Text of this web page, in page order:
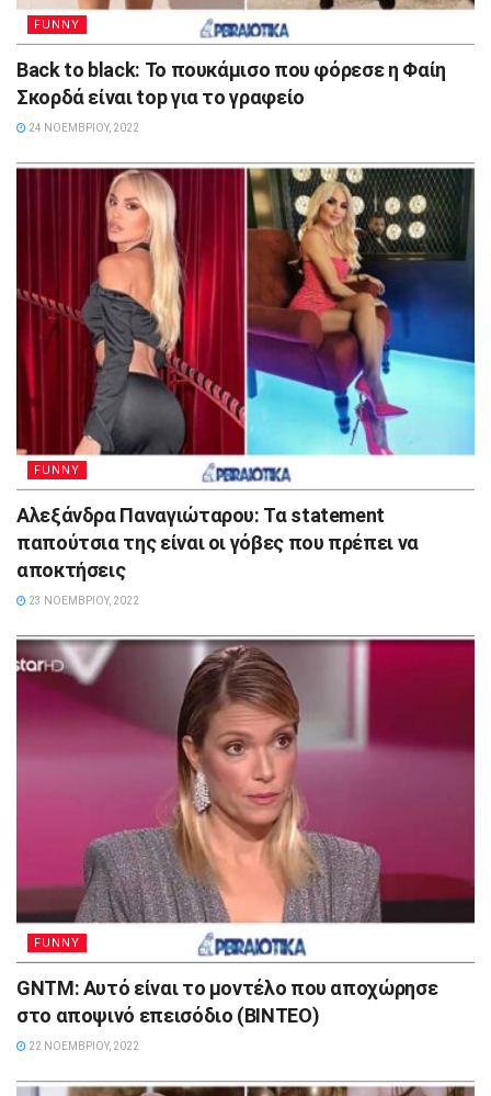
FUNNY
Back to black: Το πουκάμισο που φόρεσε η Φαίη
Σκορδά είναι top για το γραφείο
24 ΝΟΕΜΒΡΊΟΥ, 2022
FUNNY
Αλεξάνδρα Παναγιώταρου: Τα statement
παπούτσια της είναι οι γόβες που πρέπει να
αποκτήσεις
23 ΝΟΕΜΒΡΊΟΥ, 2022
FUNNY
GNTM: Αυτό είναι το μοντέλο που αποχώρησε
στο αποψινό επεισόδιο (ΒΙΝΤΕΟ)
22 ΝΟΕΜΒΡΊΟΥ, 2022